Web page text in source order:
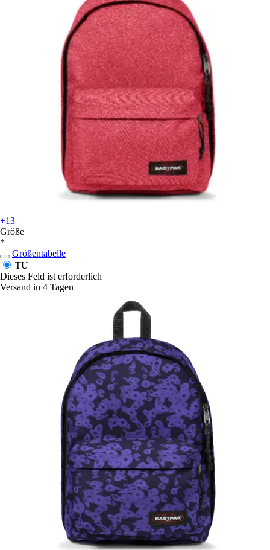
+13
Größe
*
Größentabelle
TU
Dieses Feld ist erforderlich
Versand in 4 Tagen